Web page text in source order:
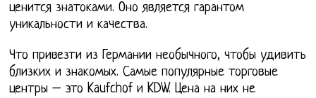
ценится знатоками. Оно является гарантом
уникальности и качества.
Что привезти из Германии необычного, чтобы удивить
близких и знакомых. Самые популярные торговые
центры – это Kaufchof и KDW. Цена на них не